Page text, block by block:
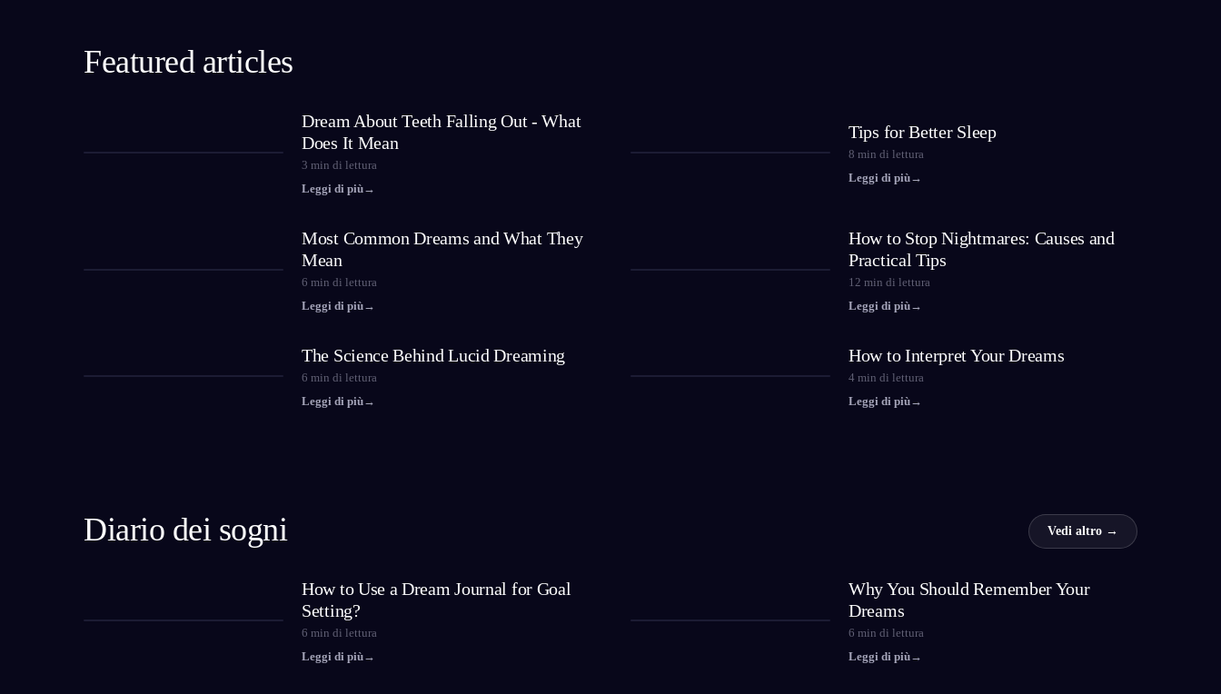
Featured articles
Dream About Teeth Falling Out - What
Does It Mean
3 min di lettura
Leggi di più→
Tips for Better Sleep
8 min di lettura
Leggi di più→
Most Common Dreams and What They
Mean
6 min di lettura
Leggi di più→
How to Stop Nightmares: Causes and
Practical Tips
12 min di lettura
Leggi di più→
The Science Behind Lucid Dreaming
6 min di lettura
Leggi di più→
How to Interpret Your Dreams
4 min di lettura
Leggi di più→
Diario dei sogni Vedi altro →
How to Use a Dream Journal for Goal
Setting?
6 min di lettura
Leggi di più→
Why You Should Remember Your
Dreams
6 min di lettura
Leggi di più→